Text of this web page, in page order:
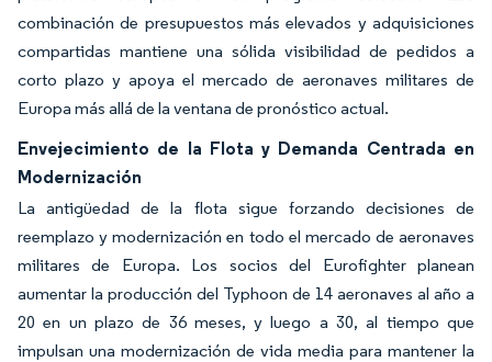
combinación de presupuestos más elevados y adquisiciones
compartidas mantiene una sólida visibilidad de pedidos a
corto plazo y apoya el mercado de aeronaves militares de
Europa más allá de la ventana de pronóstico actual.
Envejecimiento de la Flota y Demanda Centrada en
Modernización
La antigüedad de la flota sigue forzando decisiones de
reemplazo y modernización en todo el mercado de aeronaves
militares de Europa. Los socios del Eurofighter planean
aumentar la producción del Typhoon de 14 aeronaves al año a
20 en un plazo de 36 meses, y luego a 30, al tiempo que
impulsan una modernización de vida media para mantener la